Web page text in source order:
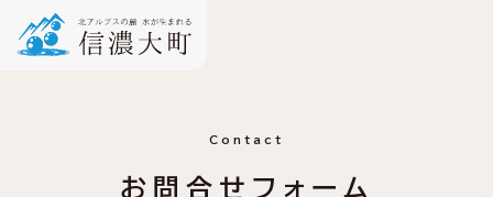
Contact
お問合せフォーム